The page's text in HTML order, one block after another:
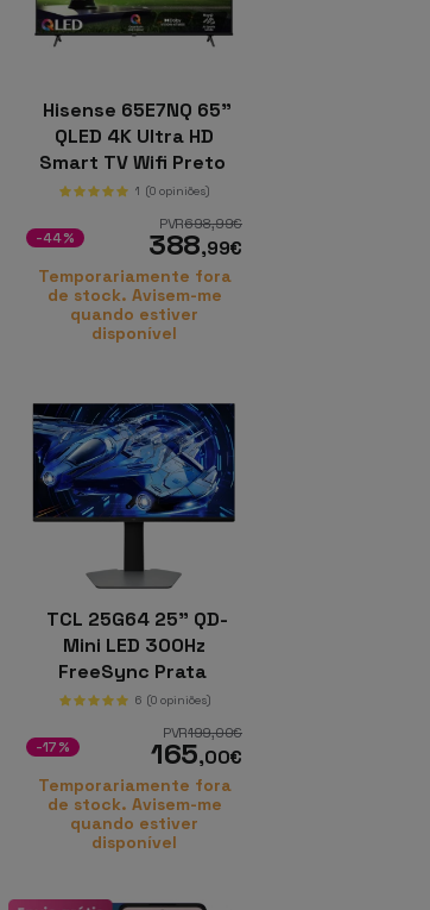
Hisense 65E7NQ 65"
QLED 4K Ultra HD
Smart TV Wifi Preto
1 (0 opiniões)
PVR698,99€
388,99€
-44%
Temporariamente fora
de stock. Avisem-me
quando estiver
disponível
TCL 25G64 25" QD-
Mini LED 300Hz
FreeSync Prata
6 (0 opiniões)
PVR199,00€
165,00€
-17%
Temporariamente fora
de stock. Avisem-me
quando estiver
disponível